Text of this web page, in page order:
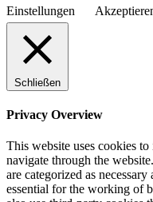
Einstellungen
Schließen
Privacy Overview
This website uses cookies
navigate through the
are categorized as
essential for the working of